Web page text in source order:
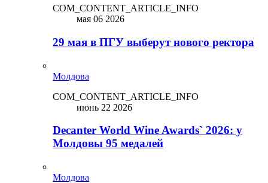
COM_CONTENT_ARTICLE_INFO
мая 06 2026
29 мая в ПГУ выберут нового ректора
Молдова
COM_CONTENT_ARTICLE_INFO
июнь 22 2026
Decanter World Wine Awards` 2026: у
Молдовы 95 медалей
Молдова